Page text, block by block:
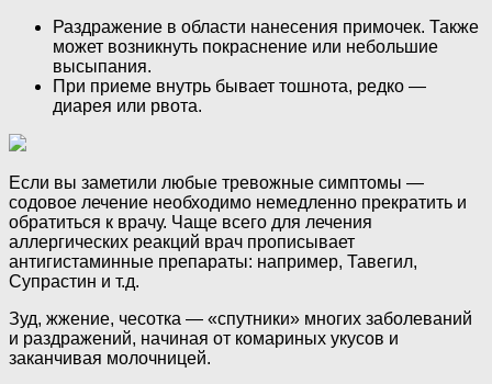
Раздражение в области нанесения примочек. Также
может возникнуть покраснение или небольшие
высыпания.
При приеме внутрь бывает тошнота, редко —
диарея или рвота.
Если вы заметили любые тревожные симптомы —
содовое лечение необходимо немедленно прекратить и
обратиться к врачу. Чаще всего для лечения
аллергических реакций врач прописывает
антигистаминные препараты: например, Тавегил,
Супрастин и т.д.
Зуд, жжение, чесотка — «спутники» многих заболеваний
и раздражений, начиная от комариных укусов и
заканчивая молочницей.